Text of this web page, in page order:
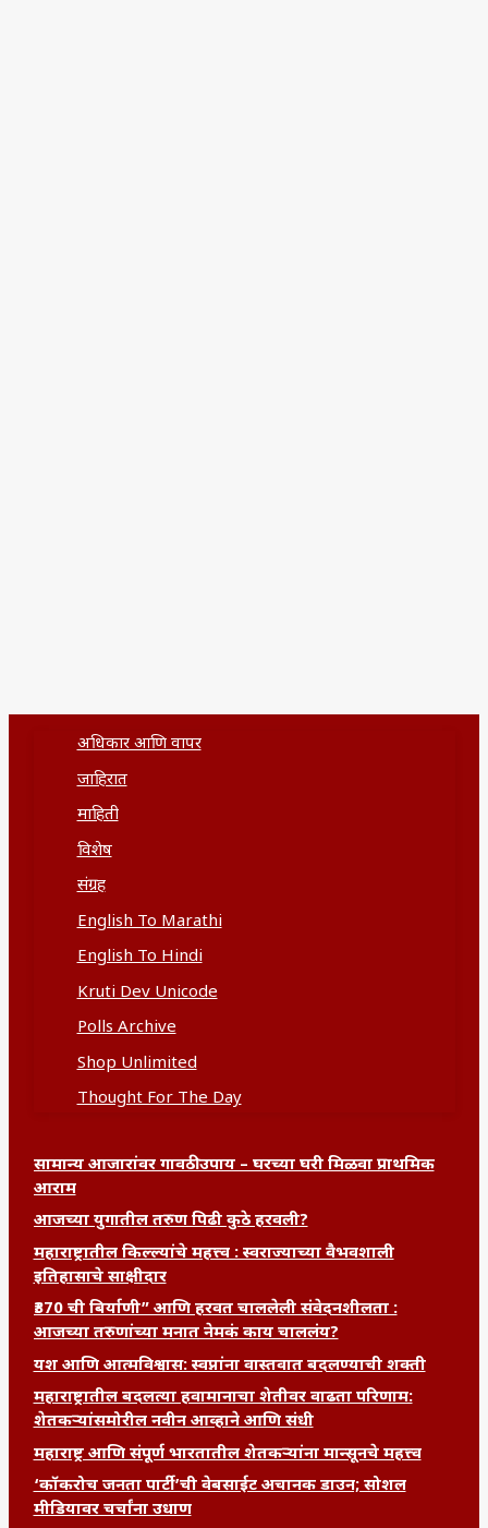
अधिकार आणि वापर
जाहिरात
माहिती
विशेष
संग्रह
English To Marathi
English To Hindi
Kruti Dev Unicode
Polls Archive
Shop Unlimited
Thought For The Day
सामान्य आजारांवर गावठी उपाय – घरच्या घरी मिळवा प्राथमिक
आराम
आजच्या युगातील तरुण पिढी कुठे हरवली?
महाराष्ट्रातील किल्ल्यांचे महत्त्व : स्वराज्याच्या वैभवशाली
इतिहासाचे साक्षीदार
₹370 ची बिर्याणी” आणि हरवत चाललेली संवेदनशीलता :
आजच्या तरुणांच्या मनात नेमकं काय चाललंय?
यश आणि आत्मविश्वास: स्वप्नांना वास्तवात बदलण्याची शक्ती
महाराष्ट्रातील बदलत्या हवामानाचा शेतीवर वाढता परिणाम:
शेतकऱ्यांसमोरील नवीन आव्हाने आणि संधी
महाराष्ट्र आणि संपूर्ण भारतातील शेतकऱ्यांना मान्सूनचे महत्त्व
‘कॉकरोच जनता पार्टी’ची वेबसाईट अचानक डाउन; सोशल
मीडियावर चर्चांना उधाण